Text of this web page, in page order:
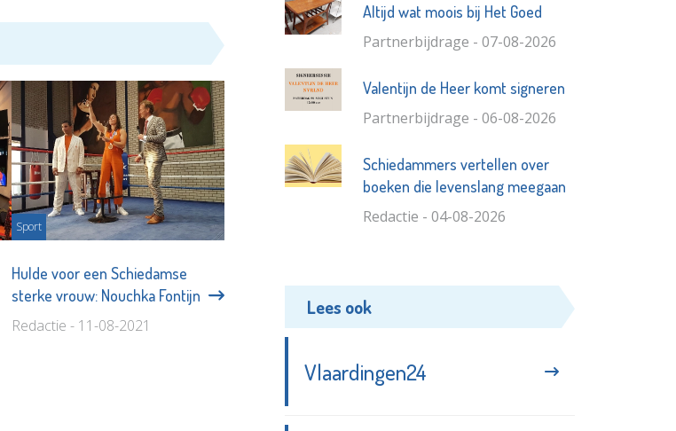
Sport
Hulde voor een Schiedamse
sterke vrouw: Nouchka Fontijn
Redactie - 11-08-2021
Altijd wat moois bij Het Goed
Partnerbijdrage - 07-08-2026
Valentijn de Heer komt signeren
Partnerbijdrage - 06-08-2026
Schiedammers vertellen over
boeken die levenslang meegaan
Redactie - 04-08-2026
Lees ook
Vlaardingen24